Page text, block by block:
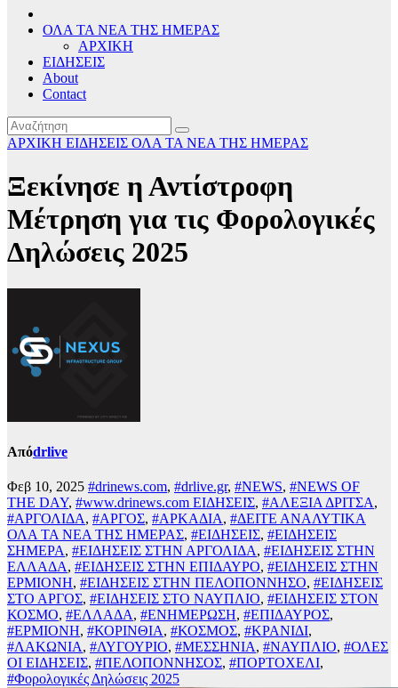
ΟΛΑ ΤΑ ΝΕΑ ΤΗΣ ΗΜΕΡΑΣ
ΑΡΧΙΚΗ
ΕΙΔΗΣΕΙΣ
About
Contact
ΑΡΧΙΚΗ ΕΙΔΗΣΕΙΣ ΟΛΑ ΤΑ ΝΕΑ ΤΗΣ ΗΜΕΡΑΣ
Ξεκίνησε η Αντίστροφη
Μέτρηση για τις Φορολογικές
Δηλώσεις 2025
Απόdrlive
Φεβ 10, 2025 #drinews.com, #drlive.gr, #NEWS, #NEWS OF
THE DAY, #www.drinews.com ΕΙΔΗΣΕΙΣ, #ΑΛΕΞΙΑ ΔΡΙΤΣΑ,
#ΑΡΓΟΛΙΔΑ, #ΑΡΓΟΣ, #ΑΡΚΑΔΙΑ, #ΔΕΙΤΕ ΑΝΑΛΥΤΙΚΑ
ΟΛΑ ΤΑ ΝΕΑ ΤΗΣ ΗΜΕΡΑΣ, #ΕΙΔΗΣΕΙΣ, #ΕΙΔΗΣΕΙΣ
ΣΗΜΕΡΑ, #ΕΙΔΗΣΕΙΣ ΣΤΗΝ ΑΡΓΟΛΙΔΑ, #ΕΙΔΗΣΕΙΣ ΣΤΗΝ
ΕΛΛΑΔΑ, #ΕΙΔΗΣΕΙΣ ΣΤΗΝ ΕΠΙΔΑΥΡΟ, #ΕΙΔΗΣΕΙΣ ΣΤΗΝ
ΕΡΜΙΟΝΗ, #ΕΙΔΗΣΕΙΣ ΣΤΗΝ ΠΕΛΟΠΟΝΝΗΣΟ, #ΕΙΔΗΣΕΙΣ
ΣΤΟ ΑΡΓΟΣ, #ΕΙΔΗΣΕΙΣ ΣΤΟ ΝΑΥΠΛΙΟ, #ΕΙΔΗΣΕΙΣ ΣΤΟΝ
ΚΟΣΜΟ, #ΕΛΛΑΔΑ, #ΕΝΗΜΕΡΩΣΗ, #ΕΠΙΔΑΥΡΟΣ,
#ΕΡΜΙΟΝΗ, #ΚΟΡΙΝΘΙΑ, #ΚΟΣΜΟΣ, #ΚΡΑΝΙΔΙ,
#ΛΑΚΩΝΙΑ, #ΛΥΓΟΥΡΙΟ, #ΜΕΣΣΗΝΙΑ, #ΝΑΥΠΛΙΟ, #ΟΛΕΣ
ΟΙ ΕΙΔΗΣΕΙΣ, #ΠΕΛΟΠΟΝΝΗΣΟΣ, #ΠΟΡΤΟΧΕΛΙ,
#Φορολογικές Δηλώσεις 2025